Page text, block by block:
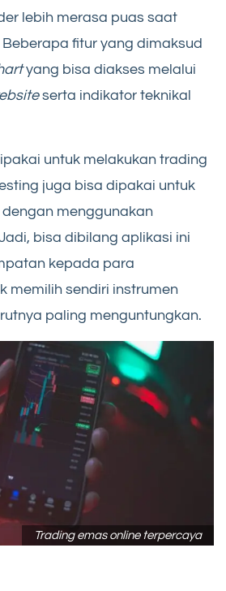
lebih merasa puas saat
fitur yang dimaksud
yang bisa diakses melalui
serta indikator teknikal
untuk melakukan trading
juga bisa dipakai untuk
menggunakan
bisa dibilang aplikasi ini
kepada para
memilih sendiri instrumen
paling menguntungkan.
Trading emas online terpercaya